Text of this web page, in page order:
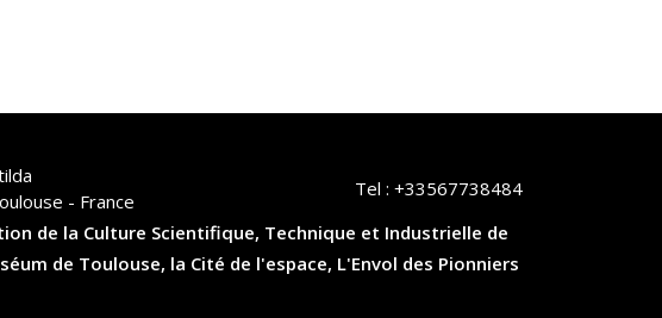
- France
Tel : +33567738484
de la Culture Scientifique, Technique et Industrielle de
de Toulouse, la Cité de l'espace, L'Envol des Pionniers